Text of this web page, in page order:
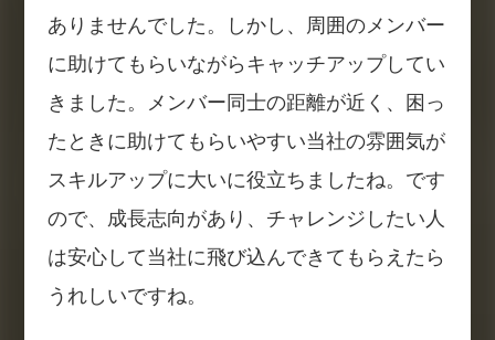
ありませんでした。しかし、周囲のメンバー
に助けてもらいながらキャッチアップしてい
きました。メンバー同士の距離が近く、困っ
たときに助けてもらいやすい当社の雰囲気が
スキルアップに大いに役立ちましたね。です
ので、成長志向があり、チャレンジしたい人
は安心して当社に飛び込んできてもらえたら
うれしいですね。